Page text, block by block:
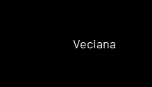
Veciana